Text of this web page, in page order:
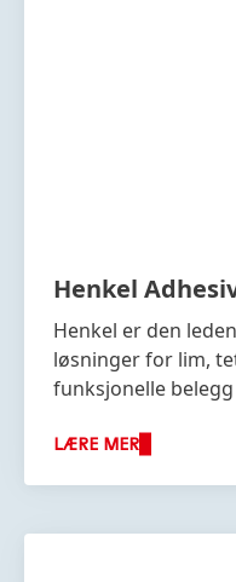
Henkel
Henkel er den
løsninger for lim,
funksjonelle
LÆRE MER